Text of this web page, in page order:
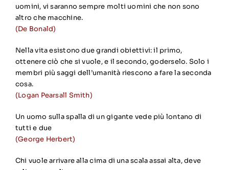
uomini, vi saranno sempre molti uomini che non sono
altro che macchine.
(De Bonald)
Nella vita esistono due grandi obiettivi: il primo,
ottenere ciò che si vuole, e il secondo, goderselo. Solo i
membri più saggi dell’umanità riescono a fare la seconda
cosa.
(Logan Pearsall Smith)
Un uomo sulla spalla di un gigante vede più lontano di
tutti e due
(George Herbert)
Chi vuole arrivare alla cima di una scala assai alta, deve